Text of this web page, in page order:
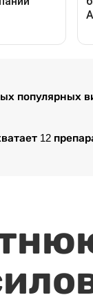
популярных
12